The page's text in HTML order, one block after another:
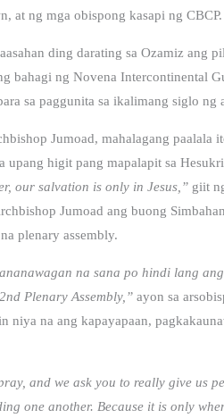
at ng mga obispong kasapi ng CBCP.
ding darating sa Ozamiz ang
bahagi ng Novena Intercontinental
sa paggunita sa ikalimang siglo
Jumoad, mahalagang paalala
upang higit pang mapalapit sa
our salvation is only in Jesus,” giit
Jumoad ang buong
plenary assembly.
na sana po hindi lang
Plenary Assembly,” ayon sa
niya na ang kapayapaan,
and we ask you to really give us
one another. Because it is only